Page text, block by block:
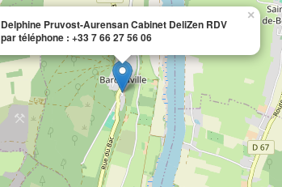
Delphine Pruvost-Aurensan Cabinet DeliZen RDV
par téléphone : +33 7 66 27 56 06
×